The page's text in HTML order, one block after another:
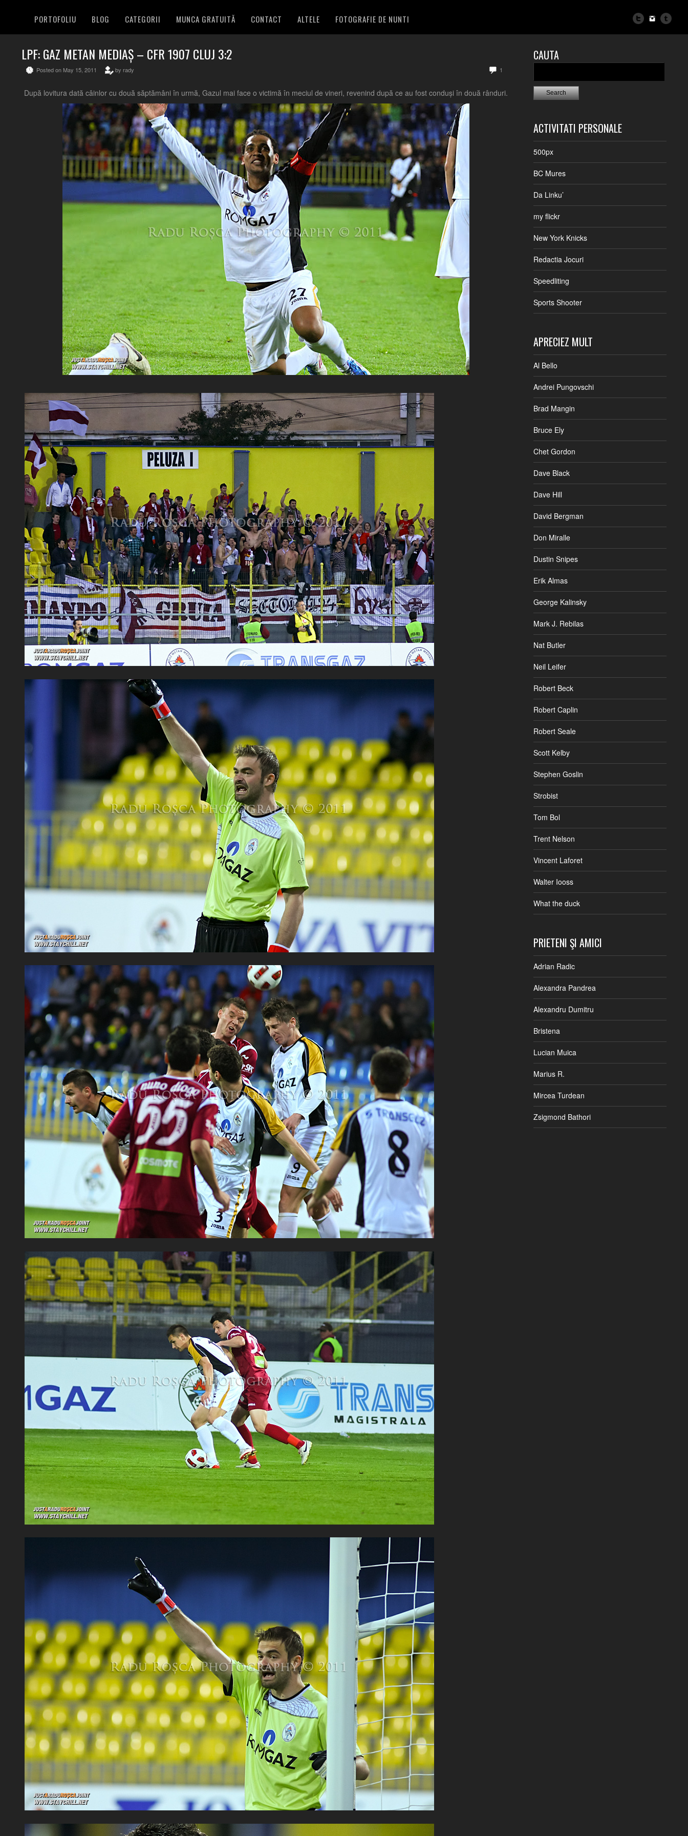
PORTOFOLIU BLOG CATEGORII MUNCA GRATUITĂ CONTACT ALTELE FOTOGRAFIE DE NUNTI
LPF: GAZ METAN MEDIAȘ – CFR 1907 CLUJ 3:2
Posted on May 15, 2011 by rady 1
După lovitura dată câinlor cu două săptămâni în urmă, Gazul mai face o victimă în meciul de vineri, revenind după ce au fost conduși în două rânduri.
CAUTA
ACTIVITATI PERSONALE
500px
BC Mures
Da Linku’
my flickr
New York Knicks
Redactia Jocuri
Speedliting
Sports Shooter
APRECIEZ MULT
Al Bello
Andrei Pungovschi
Brad Mangin
Bruce Ely
Chet Gordon
Dave Black
Dave Hill
David Bergman
Don Miralle
Dustin Snipes
Erik Almas
George Kalinsky
Mark J. Rebilas
Nat Butler
Neil Leifer
Robert Beck
Robert Caplin
Robert Seale
Scott Kelby
Stephen Goslin
Strobist
Tom Bol
Trent Nelson
Vincent Laforet
Walter Iooss
What the duck
PRIETENI ŞI AMICI
Adrian Radic
Alexandra Pandrea
Alexandru Dumitru
Bristena
Lucian Muica
Marius R.
Mircea Turdean
Zsigmond Bathori